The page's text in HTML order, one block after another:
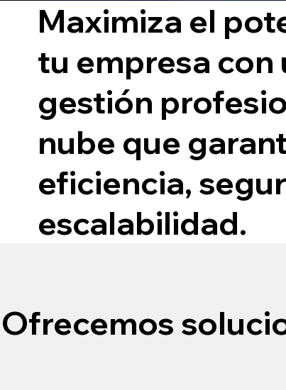
Maximiza el
tu empresa con
gestión
nube que
eficiencia,
escalabilidad.
Ofrecemos